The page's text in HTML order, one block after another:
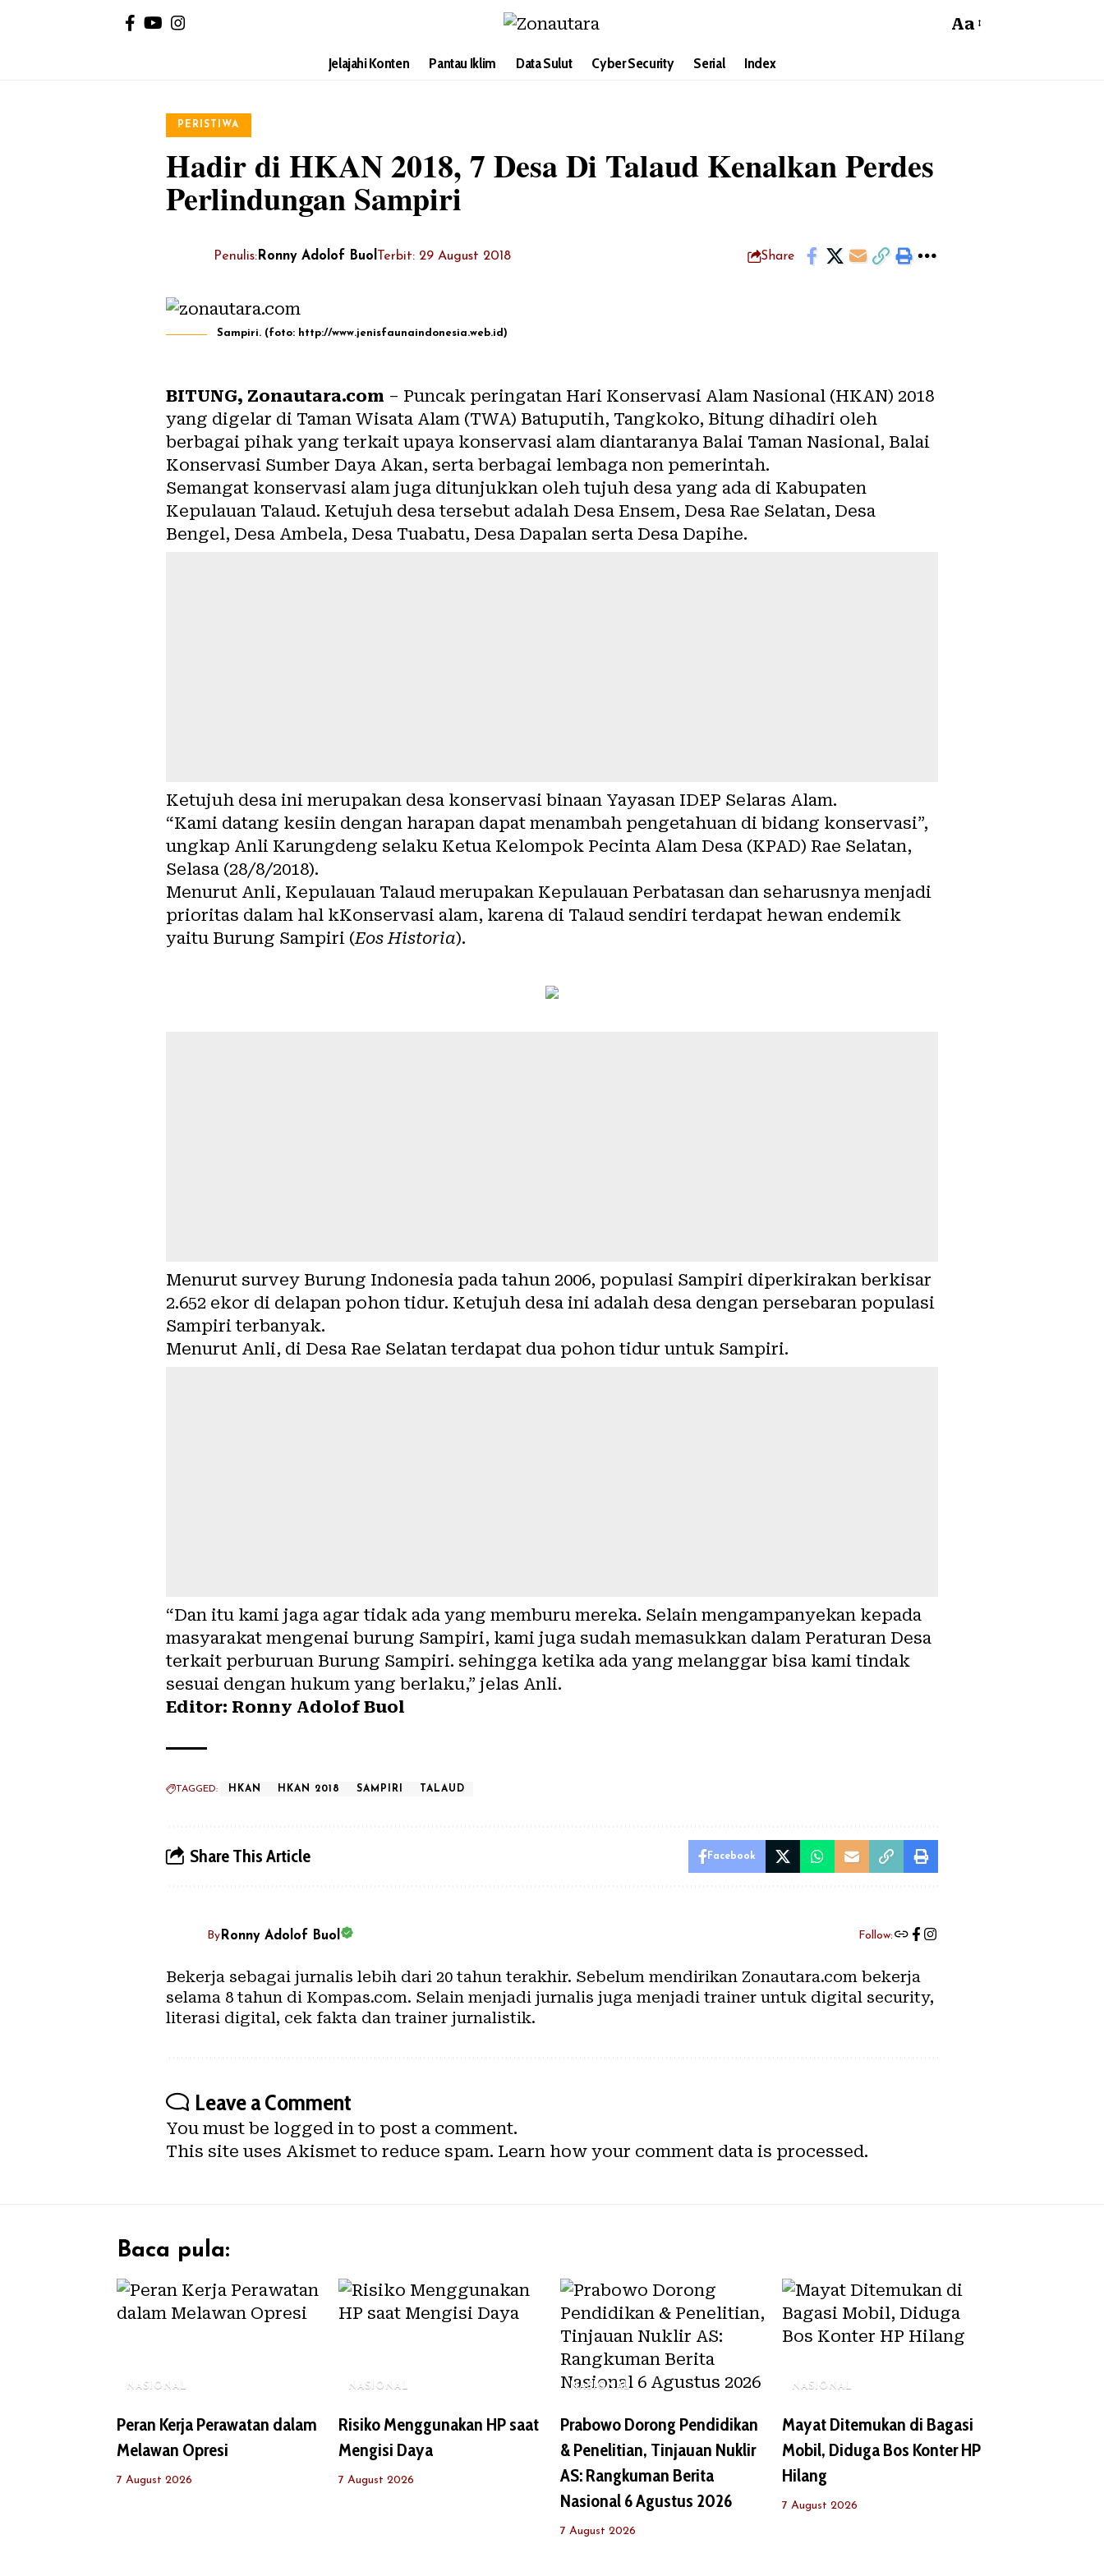
Font
Aa
Jelajahi Konten Pantau Iklim Data Sulut Cyber Security Serial Index
PERISTIWA
Hadir di HKAN 2018, 7 Desa Di Talaud Kenalkan Perdes
Perlindungan Sampiri
Penulis: Ronny Adolof Buol Terbit: 29 August 2018 Share
Sampiri. (foto: http://www.jenisfaunaindonesia.web.id)
BITUNG, Zonautara.com – Puncak peringatan Hari Konservasi Alam Nasional (HKAN) 2018
yang digelar di Taman Wisata Alam (TWA) Batuputih, Tangkoko, Bitung dihadiri oleh
berbagai pihak yang terkait upaya konservasi alam diantaranya Balai Taman Nasional, Balai
Konservasi Sumber Daya Akan, serta berbagai lembaga non pemerintah.
Semangat konservasi alam juga ditunjukkan oleh tujuh desa yang ada di Kabupaten
Kepulauan Talaud. Ketujuh desa tersebut adalah Desa Ensem, Desa Rae Selatan, Desa
Bengel, Desa Ambela, Desa Tuabatu, Desa Dapalan serta Desa Dapihe.
Ketujuh desa ini merupakan desa konservasi binaan Yayasan IDEP Selaras Alam.
“Kami datang kesiin dengan harapan dapat menambah pengetahuan di bidang konservasi”,
ungkap Anli Karungdeng selaku Ketua Kelompok Pecinta Alam Desa (KPAD) Rae Selatan,
Selasa (28/8/2018).
Menurut Anli, Kepulauan Talaud merupakan Kepulauan Perbatasan dan seharusnya menjadi
prioritas dalam hal kKonservasi alam, karena di Talaud sendiri terdapat hewan endemik
yaitu Burung Sampiri (Eos Historia).
Menurut survey Burung Indonesia pada tahun 2006, populasi Sampiri diperkirakan berkisar
2.652 ekor di delapan pohon tidur. Ketujuh desa ini adalah desa dengan persebaran populasi
Sampiri terbanyak.
Menurut Anli, di Desa Rae Selatan terdapat dua pohon tidur untuk Sampiri.
“Dan itu kami jaga agar tidak ada yang memburu mereka. Selain mengampanyekan kepada
masyarakat mengenai burung Sampiri, kami juga sudah memasukkan dalam Peraturan Desa
terkait perburuan Burung Sampiri. sehingga ketika ada yang melanggar bisa kami tindak
sesuai dengan hukum yang berlaku,” jelas Anli.
Editor: Ronny Adolof Buol
TAGGED: HKAN HKAN 2018 SAMPIRI TALAUD
Share This Article Facebook
By Ronny Adolof Buol Follow:
Bekerja sebagai jurnalis lebih dari 20 tahun terakhir. Sebelum mendirikan Zonautara.com bekerja
selama 8 tahun di Kompas.com. Selain menjadi jurnalis juga menjadi trainer untuk digital security,
literasi digital, cek fakta dan trainer jurnalistik.
Leave a Comment
You must be logged in to post a comment.
This site uses Akismet to reduce spam. Learn how your comment data is processed.
Baca pula:
NASIONAL
Peran Kerja Perawatan dalam
Melawan Opresi
7 August 2026
NASIONAL
Risiko Menggunakan HP saat
Mengisi Daya
7 August 2026
NASIONAL
Prabowo Dorong Pendidikan
& Penelitian, Tinjauan Nuklir
AS: Rangkuman Berita
Nasional 6 Agustus 2026
7 August 2026
NASIONAL
Mayat Ditemukan di Bagasi
Mobil, Diduga Bos Konter HP
Hilang
7 August 2026